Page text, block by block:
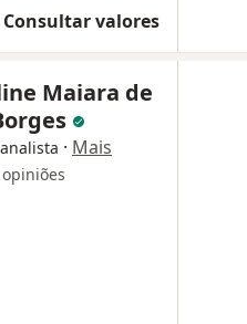
Consultar valores
Maiara de
· Mais